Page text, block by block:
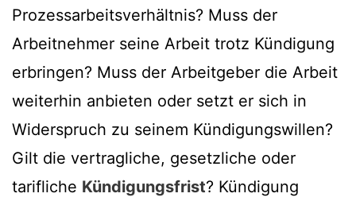
Prozessarbeitsverhältnis? Muss der
Arbeitnehmer seine Arbeit trotz Kündigung
erbringen? Muss der Arbeitgeber die Arbeit
weiterhin anbieten oder setzt er sich in
Widerspruch zu seinem Kündigungswillen?
Gilt die vertragliche, gesetzliche oder
tarifliche Kündigungsfrist? Kündigung